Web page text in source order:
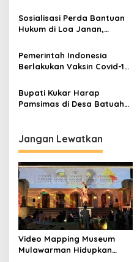
dan Jagung
Sosialisasi Perda Bantuan
Hukum di Loa Janan,
Bermanfaat Bagi
Masyarakat
Pemerintah Indonesia
Berlakukan Vaksin Covid-19
Bupati Kukar Harap
Pamsimas di Desa Batuah
Jangan Lewatkan
Video Mapping Museum
Mulawarman Hidupkan